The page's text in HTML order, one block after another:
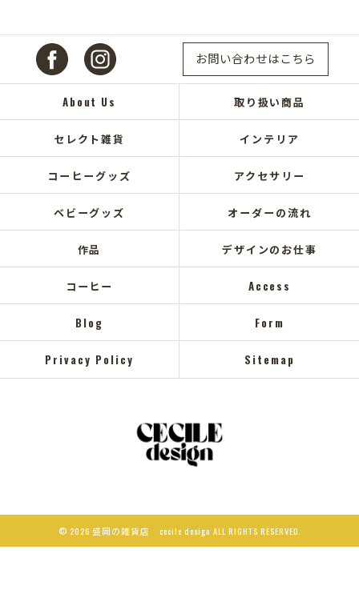
お問い合わせはこちら
About Us 取り扱い商品
セレクト雑貨 インテリア
コーヒーグッズ アクセサリー
ベビーグッズ オーダーの流れ
作品 デザインのお仕事
コーヒー Access
Blog Form
Privacy Policy Sitemap
© 2026 盛岡の雑貨店 cecile design ALL RIGHTS RESERVED.